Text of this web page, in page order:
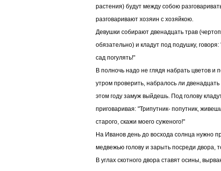
растения) будут между собою
разговаривают хозяин с хозяйкою.
Девушки собирают двенадцать трав
обязательно) и кладут под подушку,
сад погулять!"
В полночь надо не глядя набрать цветов и
утром проверить, набралось ли
этом году замуж выйдешь. Под голову
приговаривая: "Трипутник- попутник,
старого, скажи моего суженого!"
На Иванов день до восхода солнца нужно
медвежью голову и зарыть посреди двора,
В углах скотного двора ставят осины,